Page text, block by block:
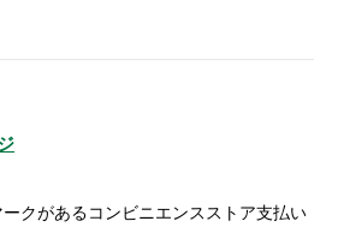
クがあるコンビニエンスストア支払い